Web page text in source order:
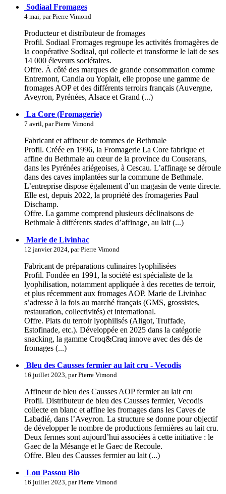
Sodiaal Fromages
4 mai, par Pierre Vimond
Producteur et distributeur de fromages
Profil. Sodiaal Fromages regroupe les activités fromagères de
la coopérative Sodiaal, qui collecte et transforme le lait de ses
14 000 éleveurs sociétaires.
Offre. À côté des marques de grande consommation comme
Entremont, Candia ou Yoplait, elle propose une gamme de
fromages AOP et des différents terroirs français (Auvergne,
Aveyron, Pyrénées, Alsace et Grand (...)
La Core (Fromagerie)
7 avril, par Pierre Vimond
Fabricant et affineur de tommes de Bethmale
Profil. Créée en 1996, la Fromagerie La Core fabrique et
affine du Bethmale au cœur de la province du Couserans,
dans les Pyrénées ariégeoises, à Cescau. L’affinage se déroule
dans des caves implantées sur la commune de Bethmale.
L’entreprise dispose également d’un magasin de vente directe.
Elle est, depuis 2022, la propriété des fromageries Paul
Dischamp.
Offre. La gamme comprend plusieurs déclinaisons de
Bethmale à différents stades d’affinage, au lait (...)
Marie de Livinhac
12 janvier 2024, par Pierre Vimond
Fabricant de préparations culinaires lyophilisées
Profil. Fondée en 1991, la société est spécialiste de la
lyophilisation, notamment appliquée à des recettes de terroir,
et plus récemment aux fromages AOP. Marie de Livinhac
s’adresse à la fois au marché français (GMS, grossistes,
restauration, collectivités) et international.
Offre. Plats du terroir lyophilisés (Aligot, Truffade,
Estofinade, etc.). Développée en 2025 dans la catégorie
snacking, la gamme Croq&Craq innove avec des dés de
fromages (...)
Bleu des Causses fermier au lait cru - Vecodis
16 juillet 2023, par Pierre Vimond
Affineur de bleu des Causses AOP fermier au lait cru
Profil. Distributeur de bleu des Causses fermier, Vecodis
collecte en blanc et affine les fromages dans les Caves de
Labadié, dans l’Aveyron. La structure se donne pour objectif
de développer le nombre de productions fermières au lait cru.
Deux fermes sont aujourd’hui associées à cette initiative : le
Gaec de la Mésange et le Gaec de Recoule.
Offre. Bleu des Causses fermier au lait (...)
Lou Passou Bio
16 juillet 2023, par Pierre Vimond